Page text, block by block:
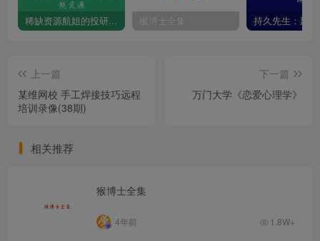
稀缺资源航姐的投研圈-价投高阶选股课程学习视频资源 猴博士全集
上一篇
某维网校 手工焊接技巧远程
培训录像(38期)
下一篇
万门大学《恋爱心理学》
相关推荐
猴博士全集
4年前 1.8W+